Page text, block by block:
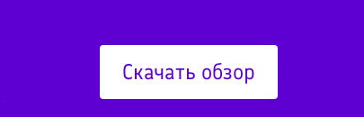
Скачать обзор